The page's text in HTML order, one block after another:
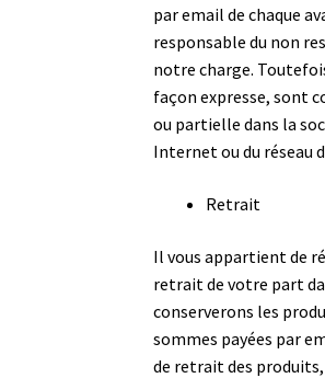
par email de chaque
responsable du non
notre charge.
façon expresse, sont
ou partielle dans la
Internet ou du réseau
Retrait
Il vous appartient de
retrait de votre part
conserverons les
sommes payées par
de retrait des